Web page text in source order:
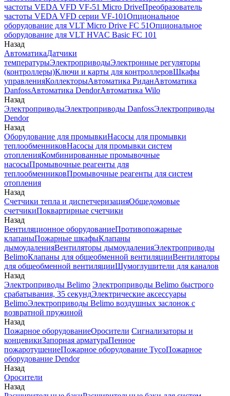
частоты VEDA VFD VF-51 Micro DriveПреобразователь
частоты VEDA VFD серии VF-101Опциональное
оборудование для VLT Micro Drive FC 51Опциональное
оборудование для VLT HVAC Basic FC 101
Назад
АвтоматикаДатчики
температурыЭлектроприводыЭлектронные регуляторы
(контроллеры)Ключи и карты для контроллеровШкафы
управленияКоллекторыАвтоматика РиданАвтоматика
DanfossАвтоматика DendorАвтоматика Wilo
Назад
ЭлектроприводыЭлектроприводы DanfossЭлектроприводы
Dendor
Назад
Оборудование для промывкиНасосы для промывки
теплообменниковНасосы для промывки систем
отопленияКомбинированные промывочные
насосыПромывочные реагенты для
теплообменниковПромывочные реагенты для систем
отопления
Назад
Счетчики тепла и диспетчеризацияОбщедомовые
счетчикиПоквартирные счетчики
Назад
Вентиляционное оборудованиеПротивопожарные
клапаныПожарные шкафыКлапаны
дымоудаленияВентиляторы дымоудаленияЭлектроприводы
BelimoКлапаны для общеобменной вентиляцииВентиляторы
для общеобменной вентиляцииШумоглушители для каналов
Назад
Электроприводы Belimo Электроприводы Belimo быстрого
срабатывания, 35 секундЭлектрические аксессуары
BelimoЭлектроприводы Belimo воздушных заслонок c
возвратной пружиной
Назад
Пожарное оборудованиеОросители Сигнализаторы и
концевикиЗапорная арматураПенное
пожаротушениеПожарное оборудование TycoПожарное
оборудование Dendor
Назад
Оросители
Назад